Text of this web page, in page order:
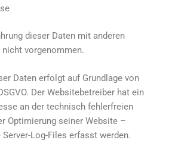
dieser Daten mit anderen
vorgenommen.
Daten erfolgt auf Grundlage von
Der Websitebetreiber hat ein
an der technisch fehlerfreien
Optimierung seiner Website –
Log-Files erfasst werden.